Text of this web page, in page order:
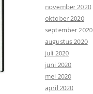
november 2020
oktober 2020
september 2020
augustus 2020
juli 2020
juni 2020
mei 2020
april 2020